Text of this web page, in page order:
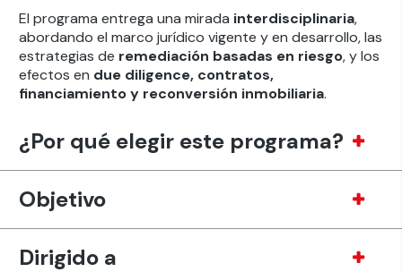
El programa entrega una mirada interdisciplinaria,
abordando el marco jurídico vigente y en desarrollo, las
estrategias de remediación basadas en riesgo, y los
efectos en due diligence, contratos,
financiamiento y reconversión inmobiliaria.
¿Por qué elegir este programa?
Objetivo
Dirigido a